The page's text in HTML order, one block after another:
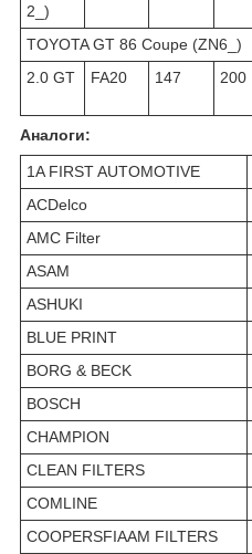
2_)
TOYOTA GT 86 Coupe (ZN6_)
2.0 GT
FA20 147 200
Аналоги:
1A FIRST AUTOMOTIVE
ACDelco
AMC Filter
ASAM
ASHUKI
BLUE PRINT
BORG & BECK
BOSCH
CHAMPION
CLEAN FILTERS
COMLINE
COOPERSFIAAM FILTERS